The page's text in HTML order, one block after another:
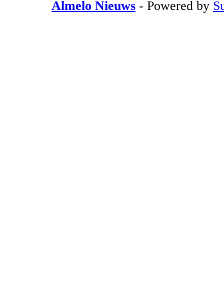
Almelo Nieuws - Powered by